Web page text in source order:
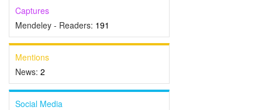
Captures
Mendeley - Readers: 191
Mentions
News: 2
Social Media